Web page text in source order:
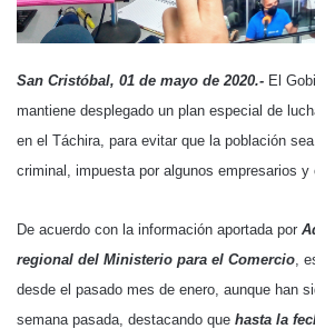
San Cristóbal, 01 de mayo de 2020.- El
mantiene desplegado un plan especial de
en el Táchira, para evitar que la población
criminal, impuesta por algunos empresarios y
De acuerdo con la información aportada por
regional del Ministerio para el Comercio ,
desde el pasado mes de enero, aunque han
semana pasada, destacando que hasta la